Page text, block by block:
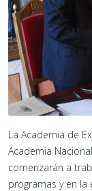
La Academia de
Academia
comenzarán a
programas y en